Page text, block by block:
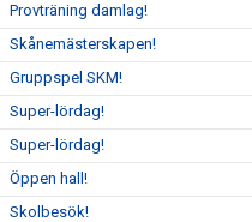
Provträning damlag!
Skånemästerskapen!
Gruppspel SKM!
Super-lördag!
Super-lördag!
Öppen hall!
Skolbesök!